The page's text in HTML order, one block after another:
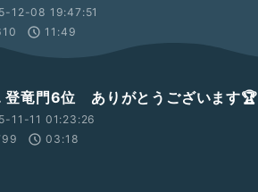
12-08 19:47:51
11:49
登竜門6位 ありがとうございます🏆
11-11 01:23:26
03:18